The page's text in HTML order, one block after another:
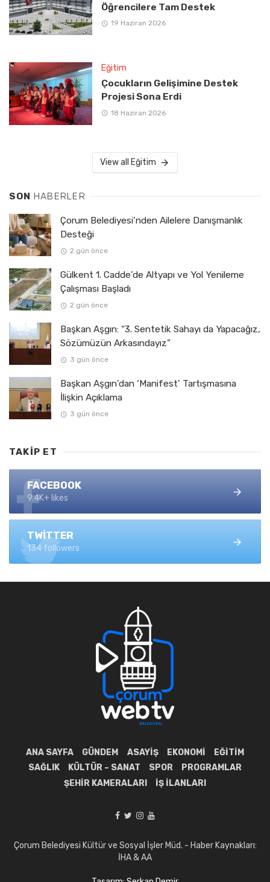
Öğrencilere Tam Destek
19 Haziran 2026
Eğitim
Çocukların Gelişimine Destek
Projesi Sona Erdi
18 Haziran 2026
View all Eğitim
SON HABERLER
Çorum Belediyesi’nden Ailelere Danışmanlık
Desteği
2 gün önce
Gülkent 1. Cadde’de Altyapı ve Yol Yenileme
Çalışması Başladı
2 gün önce
Başkan Aşgın: “3. Sentetik Sahayı da Yapacağız,
Sözümüzün Arkasındayız”
3 gün önce
Başkan Aşgın’dan ‘Manifest’ Tartışmasına
İlişkin Açıklama
3 gün önce
TAKIP ET
FACEBOOK
9.4K+ likes
TWITTER
134 followers
ANA SAYFA GÜNDEM ASAYIŞ EKONOMI
EĞITIM
SAĞLIK
KÜLTÜR – SANAT SPOR
PROGRAMLAR
ŞEHIR KAMERALARI
İŞ İLANLARI
Çorum Belediyesi Kültür ve Sosyal İşler Müd. - Haber Kaynakları:
İHA & AA